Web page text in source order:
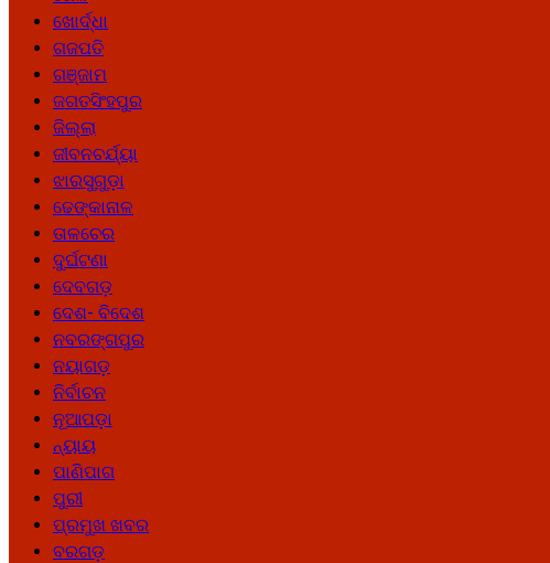
ଖୋର୍ଦ୍ଧା
ଗଜପତି
ଗଞ୍ଜାମ
ଜଗତସିଂହପୁର
ଜିଲ୍ଲା
ଜୀବନଚର୍ଯ୍ୟା
ଝାରସୁଗୁଡ଼ା
ଢେଙ୍କାନାଳ
ତାଳଚେର
ଦୁର୍ଘଟଣା
ଦେବଗଡ଼
ଦେଶ- ବିଦେଶ
ନବରଙ୍ଗପୁର
ନୟାଗଡ଼
ନିର୍ବାଚନ
ନୂଆପଡ଼ା
ନ୍ୟାୟ
ପାଣିପାଗ
ପୁରୀ
ପ୍ରମୁଖ ଖବର
ବରଗଡ଼